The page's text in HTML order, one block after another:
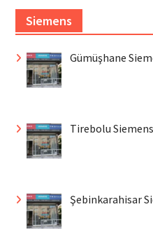
Siemens
Gümüşhane
Tirebolu
Şebinkarahisar